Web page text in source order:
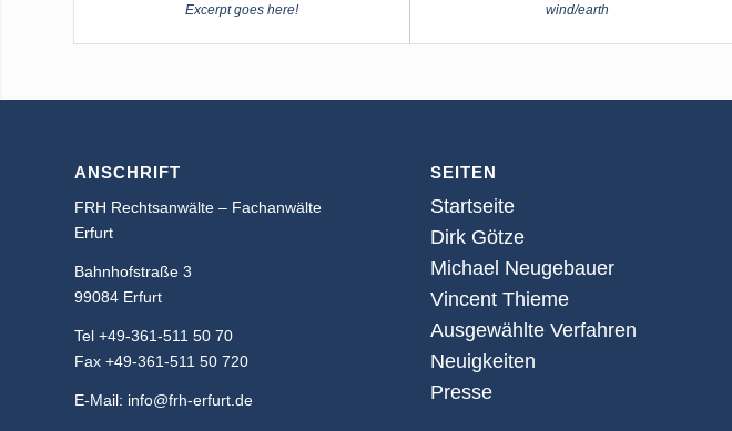
Excerpt goes here! wind/earth
ANSCHRIFT
FRH Rechtsanwälte – Fachanwälte
Erfurt
Bahnhofstraße 3
99084 Erfurt
Tel +49-361-511 50 70
Fax +49-361-511 50 720
E-Mail: info@frh-erfurt.de
SEITEN
Startseite
Dirk Götze
Michael Neugebauer
Vincent Thieme
Ausgewählte Verfahren
Neuigkeiten
Presse